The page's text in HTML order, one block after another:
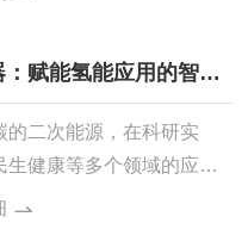
逐步成为各类中小型制氢
搭配碱性电解液、催化
赋能氢能应用的智能
的二次能源，在科研实
生健康等多个领域的应用
统氢气供应多依靠高压钢